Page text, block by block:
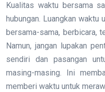
Kualitas waktu bersama
hubungan. Luangkan
bersama-sama, berbicara,
Namun, jangan lupakan
sendiri dan pasangan
masing-masing. Ini
memberi waktu untuk